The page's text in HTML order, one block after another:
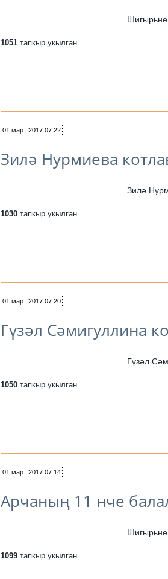
Шигырьне
1051 тапкыр укылган
01 март 2017 07:22
Зилә Нурмиева
Зилә
1030 тапкыр укылган
01 март 2017 07:20
Гүзәл Сәмигуллина
Гүзәл
1050 тапкыр укылган
01 март 2017 07:14
Арчаның 11 нче
Шигырьне
1099 тапкыр укылган